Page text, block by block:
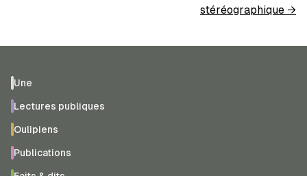
stéréographique →
Une
Lectures publiques
Oulipiens
Publications